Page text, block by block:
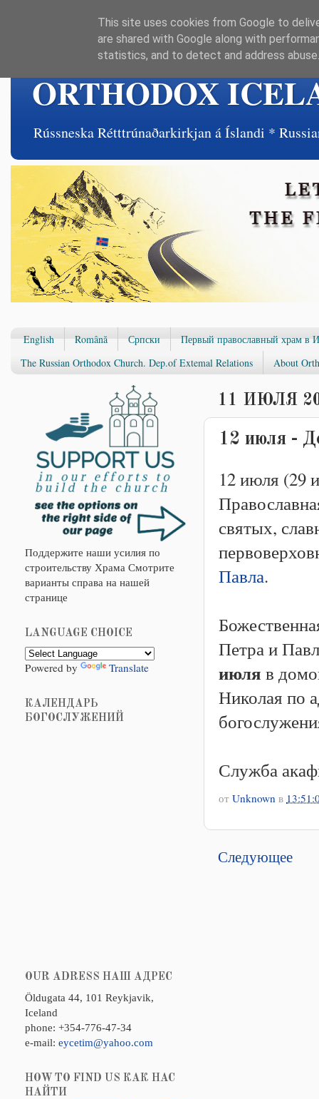
ORTHODOX
Rússneska Rétttrúnaðarkirkjan á Íslandi *
English Română Српски
Первый православный храм в
The Russian Orthodox Church. Dep.of Extemal Relations
About
11 ИЮЛЯ
12 июля -
12 июля (29
святых,
Павла.
Петра и
июля в
Николая по
Служба
от Unknown в
Следующее
Поддержите наши усилия по
строительству Храма Смотрите
варианты справа на нашей
странице
LANGUAGE CHOICE
Powered by Translate
КАЛЕНДАРЬ
БОГОСЛУЖЕНИЙ
OUR ADRESS НАШ АДРЕС
Öldugata 44, 101 Reykjavik,
Iceland
phone: +354-776-47-34
e-mail: eycetim@yahoo.com
HOW TO FIND US КАК НАС
НАЙТИ
This site uses cookies from Google to
are shared with Google along with
statistics, and to detect and address abuse.